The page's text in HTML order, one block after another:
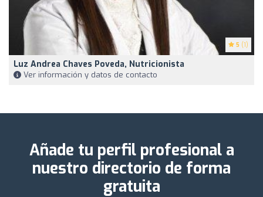
5 (1)
Luz Andrea Chaves Poveda, Nutricionista
Ver información y datos de contacto
Añade tu perfil profesional a
nuestro directorio de forma
gratuita